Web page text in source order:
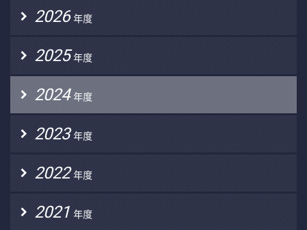
2026 年度
2025 年度
2024 年度
2023 年度
2022 年度
2021 年度